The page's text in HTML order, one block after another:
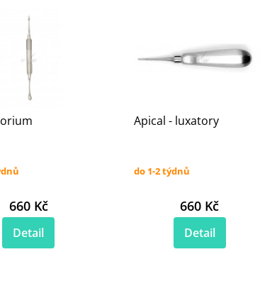
660 Kč
Detail
Apical - luxatory
do 1-2 týdnů
660 Kč
Detail